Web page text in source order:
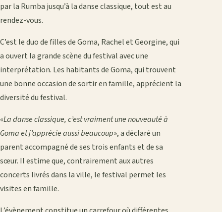
par la Rumba jusqu’à la danse classique, tout est au
rendez-vous.
C’est le duo de filles de Goma, Rachel et Georgine, qui
a ouvert la grande scène du festival avec une
interprétation. Les habitants de Goma, qui trouvent
une bonne occasion de sortir en famille, apprécient la
diversité du festival.
«La danse classique, c’est vraiment une nouveauté à
Goma et j’apprécie aussi beaucoup», a déclaré un
parent accompagné de ses trois enfants et de sa
sœur. Il estime que, contrairement aux autres
concerts livrés dans la ville, le festival permet les
visites en famille.